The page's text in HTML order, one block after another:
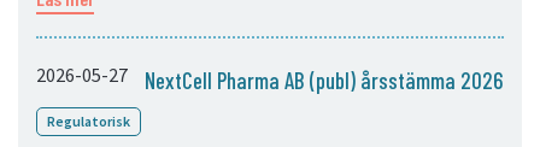
2026-05-27 NextCell Pharma AB (publ) årsstämma 2026
Regulatorisk